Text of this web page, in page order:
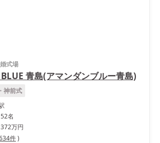
式場
青島(アマンダンブルー青島)
神前式
名
372万円
件)